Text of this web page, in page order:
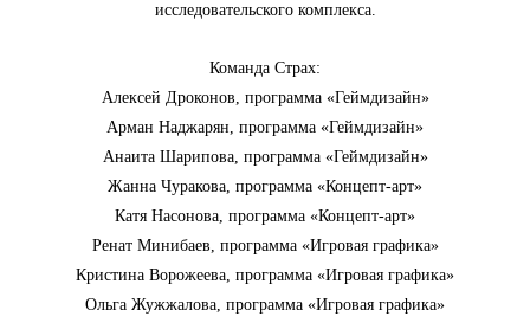
исследовательского комплекса.
Команда Страх:
Алексей Дроконов, программа «Геймдизайн»
Арман Наджарян, программа «Геймдизайн»
Анаита Шарипова, программа «Геймдизайн»
Жанна Чуракова, программа «Концепт-арт»
Катя Насонова, программа «Концепт-арт»
Ренат Минибаев, программа «Игровая графика»
Кристина Ворожеева, программа «Игровая графика»
Ольга Жужжалова, программа «Игровая графика»